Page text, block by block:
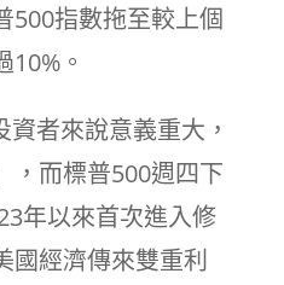
500指數拖至較上個
。
者來說意義重大，
，而標普500週四下
年以來首次進入修
國經濟傳來雙重利